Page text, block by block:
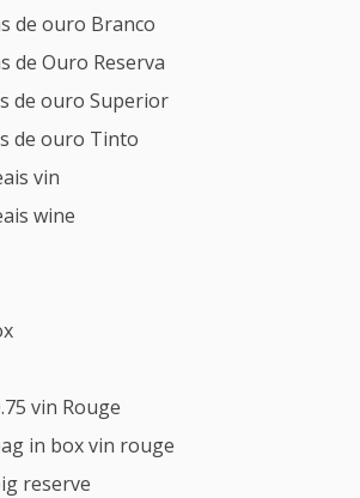
de ouro Branco
de Ouro Reserva
de ouro Superior
de ouro Tinto
vin
wine
vin Rouge
in box vin rouge
reserve